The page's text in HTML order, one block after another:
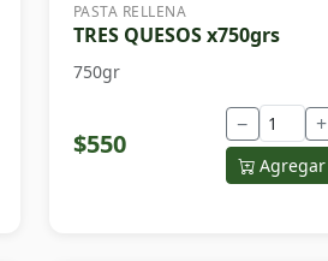
PASTA RELLENA
TRES QUESOS x750grs
750gr
$550
− +
Agregar